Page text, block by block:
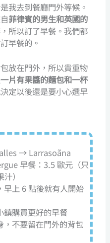
我去到餐廳門外等候。
菲律賓的男生和英國的
所以訂了早餐。我們都
早餐的。
放在門外，所以貴重物
一片有果醬的麵包和一杯
定以後還是要小心選早
→ Larrasoãna
早餐：3.5 歐元（只
）
早上 6 點後就有人開始
鎮購買更好的早餐
，不要留在門外的背包